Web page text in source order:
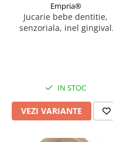
Empria®
Jucarie bebe dentitie,
senzoriala, inel gingival
IN STOC
VEZI VARIANTE